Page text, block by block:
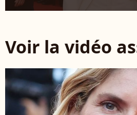
Voir la vidéo